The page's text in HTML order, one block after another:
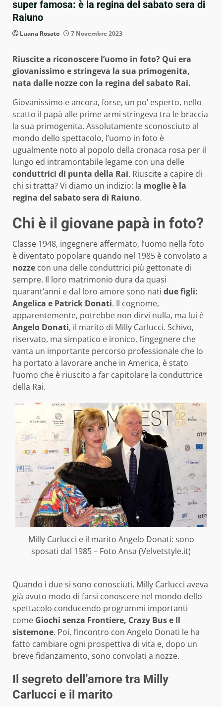
super famosa: è la regina del sabato sera di
Raiuno
Luana Rosato 7 Novembre 2023
Riuscite a riconoscere l’uomo in foto? Qui era
giovanissimo e stringeva la sua primogenita,
nata dalle nozze con la regina del sabato Rai.
Giovanissimo e ancora, forse, un po’ esperto, nello
scatto il papà alle prime armi stringeva tra le braccia
la sua primogenita. Assolutamente sconosciuto al
mondo dello spettacolo, l’uomo in foto è
ugualmente noto al popolo della cronaca rosa per il
lungo ed intramontabile legame con una delle
conduttrici di punta della Rai. Riuscite a capire di
chi si tratta? Vi diamo un indizio: la moglie è la
regina del sabato sera di Raiuno.
Chi è il giovane papà in foto?
Classe 1948, ingegnere affermato, l’uomo nella foto
è diventato popolare quando nel 1985 è convolato a
nozze con una delle conduttrici più gettonate di
sempre. Il loro matrimonio dura da quasi
quarant’anni e dal loro amore sono nati due figli:
Angelica e Patrick Donati. Il cognome,
apparentemente, potrebbe non dirvi nulla, ma lui è
Angelo Donati, il marito di Milly Carlucci. Schivo,
riservato, ma simpatico e ironico, l’ingegnere che
vanta un importante percorso professionale che lo
ha portato a lavorare anche in America, è stato
l’uomo che è riuscito a far capitolare la conduttrice
della Rai.
Milly Carlucci e il marito Angelo Donati: sono
sposati dal 1985 – Foto Ansa (Velvetstyle.it)
Quando i due si sono conosciuti, Milly Carlucci aveva
già avuto modo di farsi conoscere nel mondo dello
spettacolo conducendo programmi importanti
come Giochi senza Frontiere, Crazy Bus e Il
sistemone. Poi, l’incontro con Angelo Donati le ha
fatto cambiare ogni prospettiva di vita e, dopo un
breve fidanzamento, sono convolati a nozze.
Il segreto dell’amore tra Milly
Carlucci e il marito